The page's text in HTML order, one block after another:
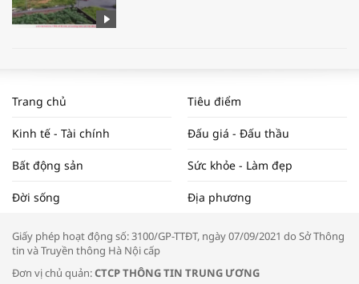
NAM NĂM 2024 VÀ NĂM 2025 | NHỊP
ĐẬP THỊ TRƯỜNG #62
Tọa đàm “Xúc tiến thương mại: Khơi
Trang chủ Tiêu điểm
Kinh tế - Tài chính Đấu giá - Đấu thầu
Bất động sản Sức khỏe - Làm đẹp
Đời sống Địa phương
Giấy phép hoạt động số: 3100/GP-TTĐT, ngày 07/09/2021 do Sở Thông
tin và Truyền thông Hà Nội cấp
Đơn vị chủ quản:CTCP THÔNG TIN TRUNG ƯƠNG